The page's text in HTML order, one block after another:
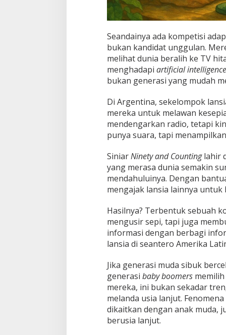
Seandainya ada kompetisi
bukan kandidat unggulan.
melihat dunia beralih ke TV
menghadapi artificial intelligence
bukan generasi yang mudah
Di Argentina, sekelompok
mereka untuk melawan
mendengarkan radio, tetapi
punya suara, tapi
SiniarNinety and Countinglahir
yang merasa dunia semakin
mendahuluinya. Dengan
mengajak lansia lainnya
Hasilnya? Terbentuk sebuah
mengusir sepi, tapi juga
informasi dengan berbagi
lansia di seantero Amerika
Jika generasi muda sibuk
generasi baby boomersmemilih
mereka, ini bukan sekadar
melanda usia lanjut.
dikaitkan dengan anak muda,
berusia lanjut.